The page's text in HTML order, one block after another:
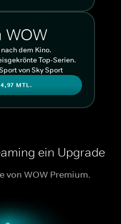
WOW
dem Kino.
Top-Serien.
von Sky Sport
MTL.
ein Upgrade
von WOW Premium.